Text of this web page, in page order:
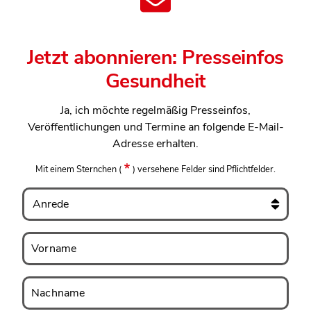
Jetzt abonnieren: Presseinfos
Gesundheit
Ja, ich möchte regelmäßig Presseinfos,
Veröffentlichungen und Termine an folgende E-Mail-
Adresse erhalten.
Mit einem Sternchen ( ) versehene Felder sind Pflichtfelder.
Anrede
Vorname
Vorname
Nachname
Nachname